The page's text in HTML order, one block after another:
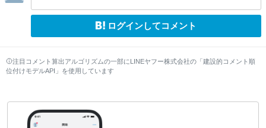
ログインしてコメント
注目コメント算出アルゴリズムの一部にLINEヤフー株式会社の「建設的コメント順
位付けモデルAPI」を使用しています